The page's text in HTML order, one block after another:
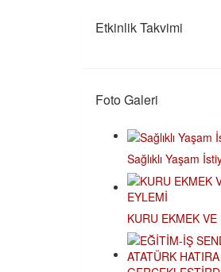
Etkinlik Takvimi
Foto Galeri
Sağlıklı Yaşam
KURU EKMEK